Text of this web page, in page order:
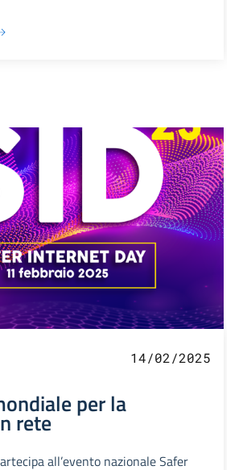
14/02/2025
per la
rete
all’evento nazionale Safer